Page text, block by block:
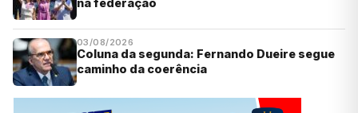
na federação
03/08/2026
Coluna da segunda: Fernando Dueire segue
caminho da coerência